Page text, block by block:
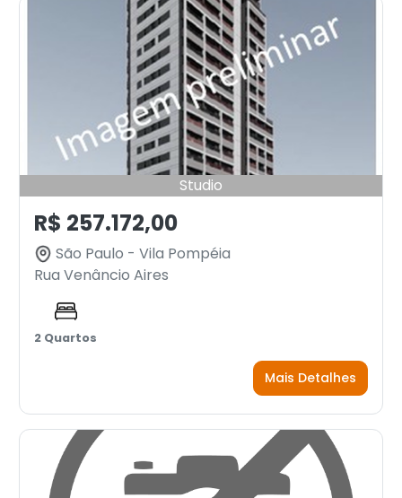
Studio
R$ 257.172,00
São Paulo - Vila Pompéia
Rua Venâncio Aires
2 Quartos
Mais Detalhes